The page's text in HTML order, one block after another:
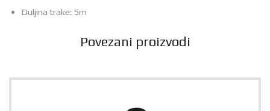
Duljina trake: 5m
Povezani proizvodi